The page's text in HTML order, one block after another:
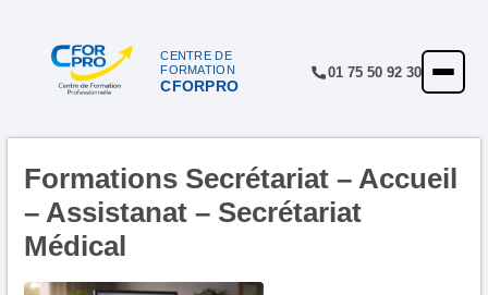
CENTRE DE
FORMATION
CFORPRO
01 75 50 92 30
ACCUEIL
CENTRE
NOTRE OFFRE
Formations Secrétariat – Accueil
– Assistanat – Secrétariat
Médical